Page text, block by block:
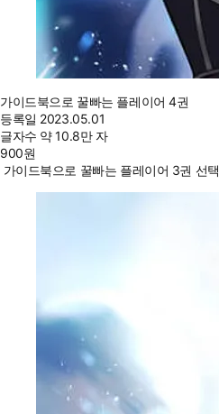
가이드북으로 꿀빠는 플레이어 4권
등록일 2023.05.01
글자수 약 10.8만 자
900원
가이드북으로 꿀빠는 플레이어 3권 선택